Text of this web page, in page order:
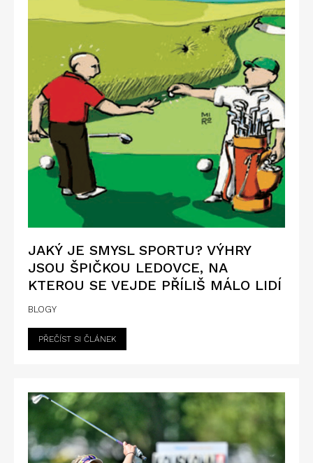
JAKÝ JE SMYSL SPORTU? VÝHRY
JSOU ŠPIČKOU LEDOVCE, NA
KTEROU SE VEJDE PŘÍLIŠ MÁLO LIDÍ
BLOGY
PŘEČÍST SI ČLÁNEK